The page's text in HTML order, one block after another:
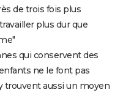
de trois fois plus
plus dur que
qui conservent des
ne le font pas
trouvent aussi un moyen